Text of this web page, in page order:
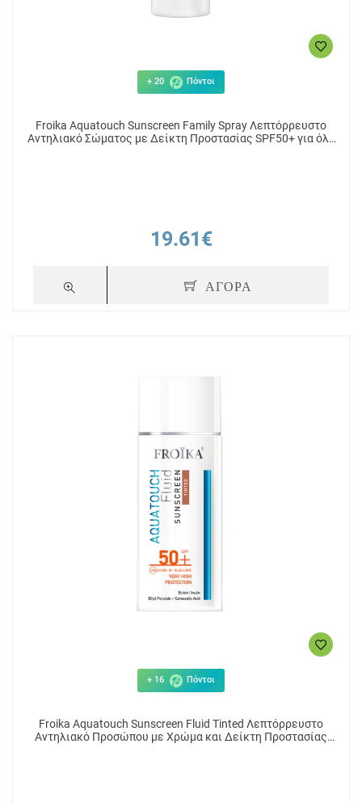
+ 20 Πόντοι
Froika Aquatouch Sunscreen Family Spray Λεπτόρρευστο
Αντηλιακό Σώματος με Δείκτη Προστασίας SPF50+ για όλη
19.61€
ΑΓΟΡΑ
+ 16 Πόντοι
Froika Aquatouch Sunscreen Fluid Tinted Λεπτόρρευστο
Αντηλιακό Προσώπου με Χρώμα και Δείκτη Προστασίας